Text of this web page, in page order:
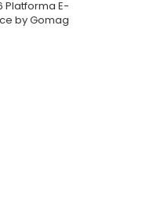
Platforma E-
by Gomag